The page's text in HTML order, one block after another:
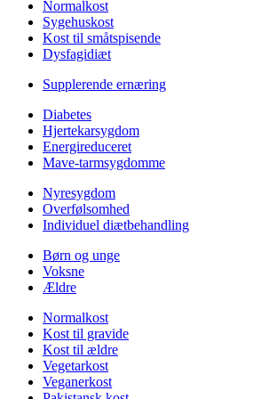
Normalkost
Sygehuskost
Kost til småtspisende
Dysfagidiæt
Supplerende ernæring
Diabetes
Hjertekarsygdom
Energireduceret
Mave-tarmsygdomme
Nyresygdom
Overfølsomhed
Individuel diætbehandling
Børn og unge
Voksne
Ældre
Normalkost
Kost til gravide
Kost til ældre
Vegetarkost
Veganerkost